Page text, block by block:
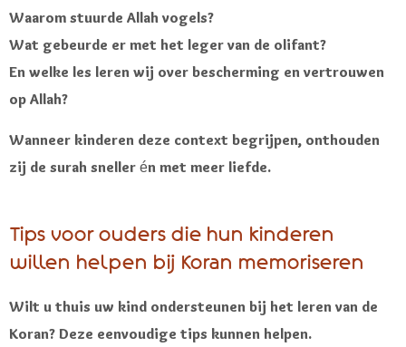
Waarom stuurde Allah vogels?
Wat gebeurde er met het leger van de olifant?
En welke les leren wij over bescherming en vertrouwen
op Allah?
Wanneer kinderen deze context begrijpen, onthouden
zij de surah sneller én met meer liefde.
Tips voor ouders die hun kinderen
willen helpen bij Koran memoriseren
Wilt u thuis uw kind ondersteunen bij het leren van de
Koran? Deze eenvoudige tips kunnen helpen.